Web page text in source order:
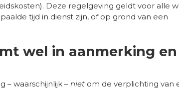
Deze regelgeving geldt voor alle
tijd in dienst zijn, of op grond van een
wel in aanmerking
– waarschijnlijk – niet om de verplichting van